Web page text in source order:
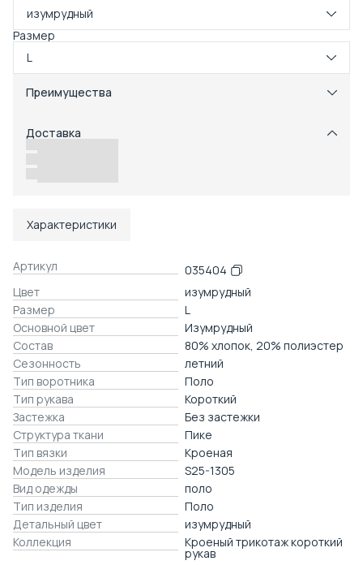
изумрудный
Размер
L
Преимущества
Примерка при получении в пункте выдачи
Возможность отказаться от части товаров
Доставка
Характеристики
Артикул
035404
Цвет
изумрудный
Размер
L
Основной цвет
Изумрудный
Состав
80% хлопок, 20% полиэстер
Сезонность
летний
Тип воротника
Поло
Тип рукава
Короткий
Застежка
Без застежки
Структура ткани
Пике
Тип вязки
Кроеная
Модель изделия
S25-1305
Вид одежды
поло
Тип изделия
Поло
Детальный цвет
изумрудный
Коллекция
Кроеный трикотаж короткий
рукав